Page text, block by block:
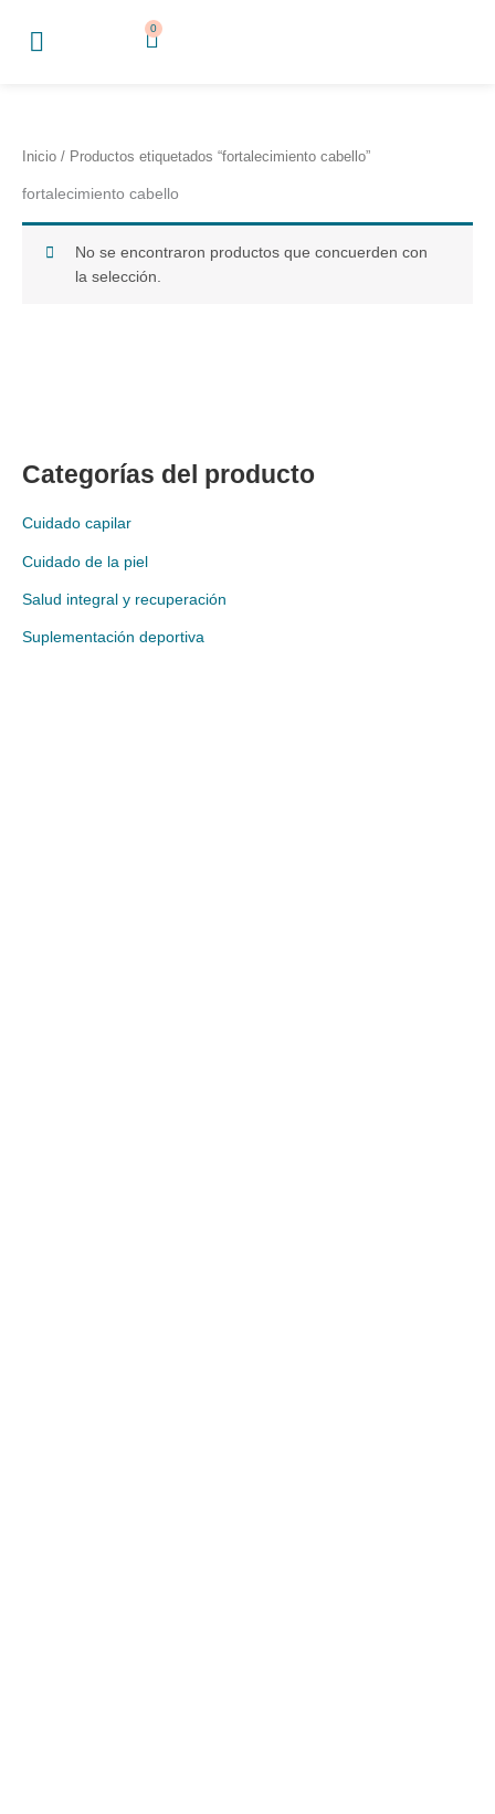
0
Cart
Categorías del producto
Cuidado capilar
Cuidado de la piel
Salud integral y recuperación
Suplementación deportiva
Inicio / Productos etiquetados “fortalecimiento cabello”
fortalecimiento cabello
No se encontraron productos que concuerden con
la selección.